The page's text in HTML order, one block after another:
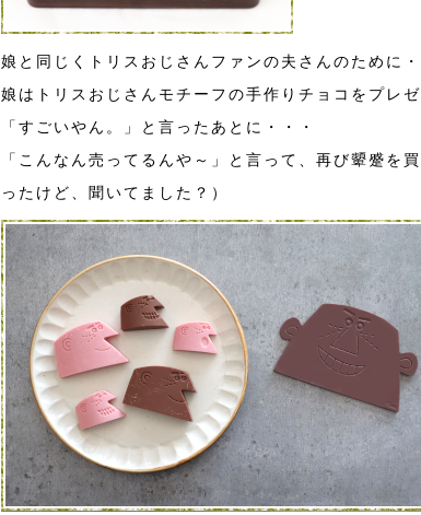
娘と同じくトリスおじさんファンの夫さんのために・
娘はトリスおじさんモチーフの手作りチョコをプレゼ
「すごいやん。」と言ったあとに・・・
「こんなん売ってるんや～」と言って、再び顰蹙を
ったけど、聞いてました？）